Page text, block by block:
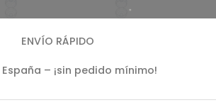
ENVÍO RÁPIDO
– ¡sin pedido mínimo!